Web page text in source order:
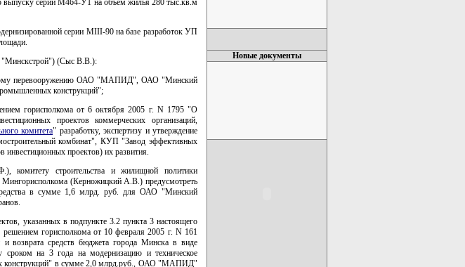
серии MIII-90 на базе разработок УП
"Минскстрой") (Сыс В.В.):
перевооружению ОАО "МАПИД", ОАО "Минский
конструкций";
горисполкома от 6 октября 2005 г. N 1795 "О
проектов коммерческих организаций,
комитета" разработку, экспертизу и утверждение
комбинат", КУП "Завод эффективных
проектов) их развития.
комитету строительства и жилищной политики
(Керножицкий А.В.) предусмотреть
в сумме 1,6 млрд. руб. для ОАО "Минский
указанных в подпункте 3.2 пункта 3 настоящего
горисполкома от 10 февраля 2005 г. N 161
возврата средств бюджета города Минска в виде
на 3 года на модернизацию и техническое
конструкций" в сумме 2,0 млрд.руб., ОАО "МАПИД"
Новые документы